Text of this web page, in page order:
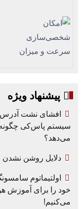
پیشنهاد ویژه
سیستم پاس‌کی
می‌دهد؟
دلایل روشن نشدن
اولتیماتوم
خود را برای آموزش
می‌کنیم!